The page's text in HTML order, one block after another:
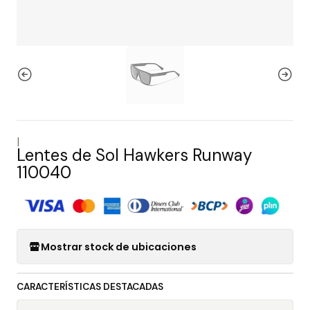
|
Lentes de Sol Hawkers Runway
110040
Mostrar stock de ubicaciones
CARACTERÍSTICAS DESTACADAS